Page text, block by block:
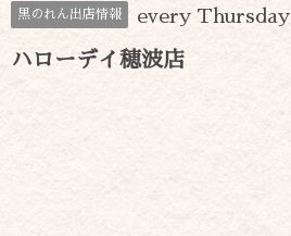
黒のれん出店情報 every Thursday
ハローデイ穂波店